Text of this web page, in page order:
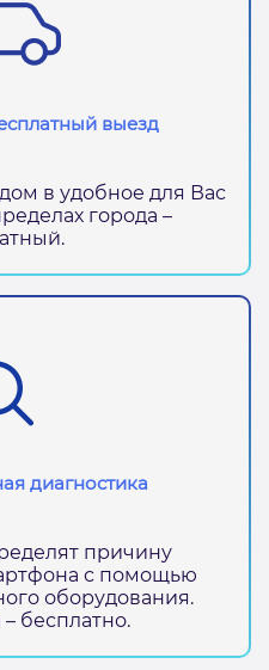
выезд
в удобное для Вас
города –
диагностика
причину
с помощью
оборудования.
бесплатно.